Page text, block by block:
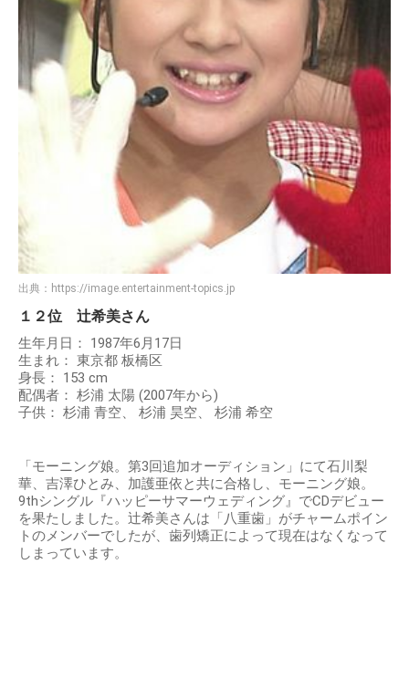
出典： https://image.entertainment-topics.jp
１２位 辻希美さん
生年月日： 1987年6月17日
生まれ： 東京都 板橋区
身長： 153 cm
配偶者： 杉浦 太陽 (2007年から)
子供： 杉浦 青空、 杉浦 昊空、 杉浦 希空
「モーニング娘。第3回追加オーディション」にて石川梨
華、吉澤ひとみ、加護亜依と共に合格し、モーニング娘。
9thシングル『ハッピーサマーウェディング』でCDデビュー
を果たしました。辻希美さんは「八重歯」がチャームポイン
トのメンバーでしたが、歯列矯正によって現在はなくなって
しまっています。